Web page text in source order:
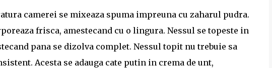
camerei se mixeaza spuma impreuna cu zaharul pudra.
frisca, amestecand cu o lingura. Nessul se topeste in
pana se dizolva complet. Nessul topit nu trebuie sa
Acesta se adauga cate putin in crema de unt,